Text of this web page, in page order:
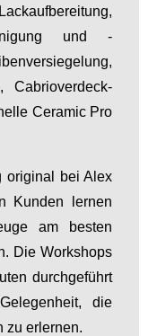
und -
Cabrioverdeck-
Ceramic Pro
original bei Alex
Kunden lernen
am besten
Die Workshops
durchgeführt
die
zu erlernen.